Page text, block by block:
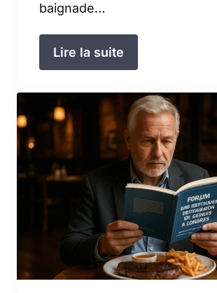
baignade…
Lire la suite